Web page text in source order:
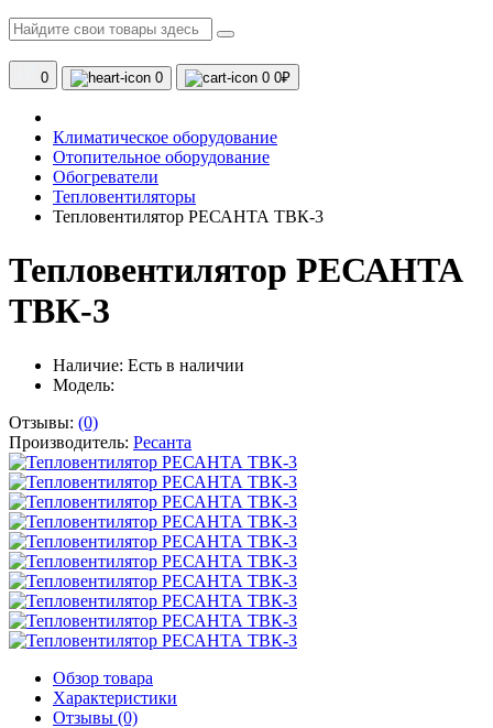
0 0 0 0₽
Климатическое оборудование
Отопительное оборудование
Обогреватели
Тепловентиляторы
Тепловентилятор РЕСАНТА ТВК-3
Тепловентилятор РЕСАНТА
ТВК-3
Наличие: Есть в наличии
Модель:
Отзывы: (0)
Производитель: Ресанта
Обзор товара
Характеристики
Отзывы (0)